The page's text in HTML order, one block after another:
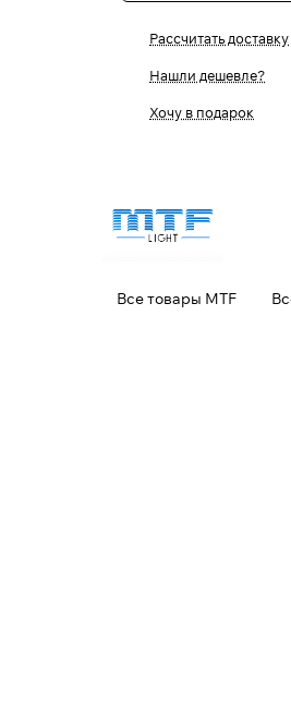
Рассчитать доставку
Нашли дешевле?
Хочу в подарок
Все товары MTF